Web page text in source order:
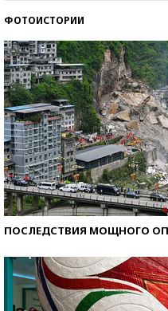
ФОТОИСТОРИИ
ПОСЛЕДСТВИЯ МОЩНОГО